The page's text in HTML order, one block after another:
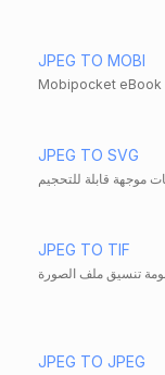
JPEG TO MOBI
Mobipocket eBook
JPEG TO SVG
موجهة قابلة للتحجيم
JPEG TO TIF
تنسيق ملف الصورة
JPEG TO JPEG